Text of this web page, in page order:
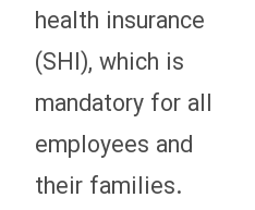
health insurance
(SHI), which is
mandatory for all
employees and
their families.